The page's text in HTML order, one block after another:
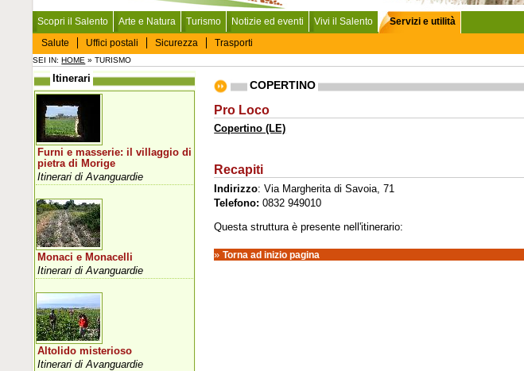
Scopri il Salento Arte e Natura Turismo Notizie ed eventi Vivi il Salento
Servizi e utilità
Salute
Uffici postali Sicurezza Trasporti
SEI IN:HOME » TURISMO
COPERTINO
Pro Loco
Copertino (LE)
Recapiti
Indirizzo: Via Margherita di Savoia, 71
Telefono: 0832 949010
Questa struttura è presente nell'itinerario:
»Torna ad inizio pagina
Itinerari
Furni e masserie: il villaggio di
pietra di Morige
Itinerari di Avanguardie
Monaci e Monacelli
Itinerari di Avanguardie
Altolido misterioso
Itinerari di Avanguardie